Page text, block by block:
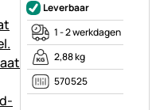
Leverbaar
1 - 2 werkdagen
2,88 kg
570525